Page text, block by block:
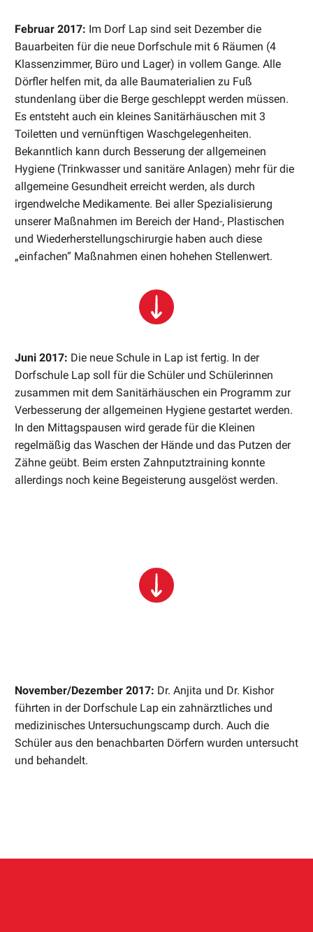
Februar 2017: Im Dorf Lap sind seit Dezember die
Bauarbeiten für die neue Dorfschule mit 6 Räumen (4
Klassenzimmer, Büro und Lager) in vollem Gange. Alle
Dörfler helfen mit, da alle Baumaterialien zu Fuß
stundenlang über die Berge geschleppt werden müssen.
Es entsteht auch ein kleines Sanitärhäuschen mit 3
Toiletten und vernünftigen Waschgelegenheiten.
Bekanntlich kann durch Besserung der allgemeinen
Hygiene (Trinkwasser und sanitäre Anlagen) mehr für die
allgemeine Gesundheit erreicht werden, als durch
irgendwelche Medikamente. Bei aller Spezialisierung
unserer Maßnahmen im Bereich der Hand-, Plastischen
und Wiederherstellungschirurgie haben auch diese
„einfachen“ Maßnahmen einen hohehen Stellenwert.
Juni 2017: Die neue Schule in Lap ist fertig. In der
Dorfschule Lap soll für die Schüler und Schülerinnen
zusammen mit dem Sanitärhäuschen ein Programm zur
Verbesserung der allgemeinen Hygiene gestartet werden.
In den Mittagspausen wird gerade für die Kleinen
regelmäßig das Waschen der Hände und das Putzen der
Zähne geübt. Beim ersten Zahnputztraining konnte
allerdings noch keine Begeisterung ausgelöst werden.
November/Dezember 2017: Dr. Anjita und Dr. Kishor
führten in der Dorfschule Lap ein zahnärztliches und
medizinisches Untersuchungscamp durch. Auch die
Schüler aus den benachbarten Dörfern wurden untersucht
und behandelt.